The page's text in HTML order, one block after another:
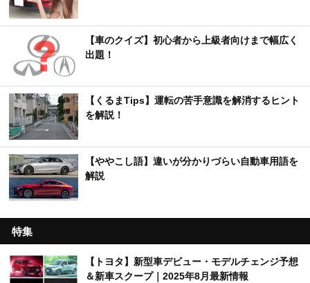
【車のクイズ】初心者から上級者向けまで幅広く
出題！
【くるまTips】運転の苦手意識を解消するヒント
を解説！
【ややこし語】違いが分かりづらい自動車用語を
解説
特集
【トヨタ】新型車デビュー・モデルチェンジ予想
＆新車スクープ｜2025年8月最新情報